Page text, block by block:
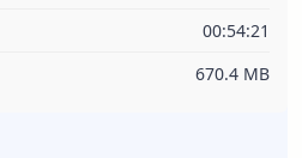
00:54:21
670.4 MB